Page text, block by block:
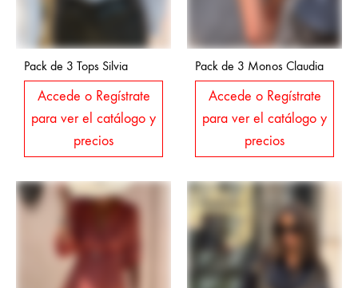
Pack de 3 Tops Silvia
Accede o Regístrate
para ver el catálogo y
precios
Pack de 3 Monos Claudia
Accede o Regístrate
para ver el catálogo y
precios